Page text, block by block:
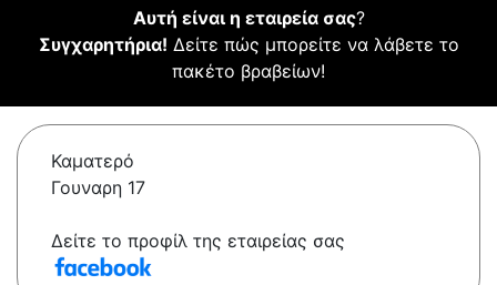
Αυτή είναι η εταιρεία σας?
Συγχαρητήρια! Δείτε πώς μπορείτε να λάβετε το
πακέτο βραβείων!
Καματερό
Γουναρη 17
Δείτε το προφίλ της εταιρείας σας